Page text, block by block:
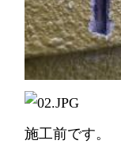
施工前です。